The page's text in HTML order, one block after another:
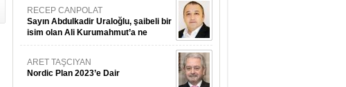
RECEP CANPOLAT
Sayın Abdulkadir Uraloğlu, şaibeli bir
isim olan Ali Kurumahmut’a ne
danışıyorsunuz?
ARET TAŞCIYAN
Nordic Plan 2023’e Dair